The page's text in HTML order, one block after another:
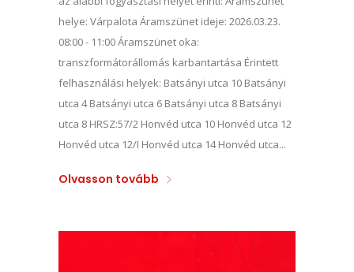
helye: Várpalota Áramszünet ideje: 2026.03.23.
08:00 - 11:00 Áramszünet oka:
transzformátorállomás karbantartása Érintett
felhasználási helyek: Batsányi utca 10 Batsányi
utca 4 Batsányi utca 6 Batsányi utca 8 Batsányi
utca 8 HRSZ:57/2 Honvéd utca 10 Honvéd utca 12
Honvéd utca 12/I Honvéd utca 14 Honvéd utca...
Olvasson tovább